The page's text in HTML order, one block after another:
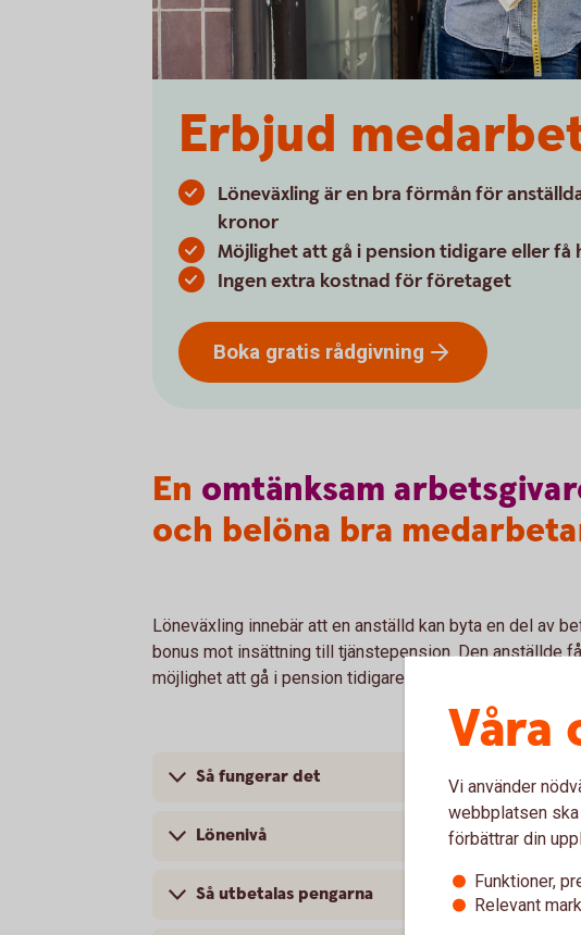
Erbjud
Löneväxling är en bra förmån för
kronor
Möjlighet att gå i pension tidigare eller få
Ingen extra kostnad för företaget
Boka gratis rådgivning
En omtänksam
och belöna bra
Löneväxling innebär att en anställd kan byta en del av
bonus mot insättning till tjänstepension. Den anställde
möjlighet att gå i pension tidigare.
Så fungerar det
Lönenivå
Så utbetalas pengarna
Våra
Vi använder
webbplatsen
förbättrar din
Funktioner,
Relevant